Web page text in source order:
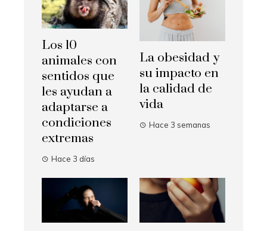
Los 10
animales con
sentidos que
les ayudan a
adaptarse a
condiciones
extremas
Hace 3 días
La obesidad y
su impacto en
la calidad de
vida
Hace 3 semanas